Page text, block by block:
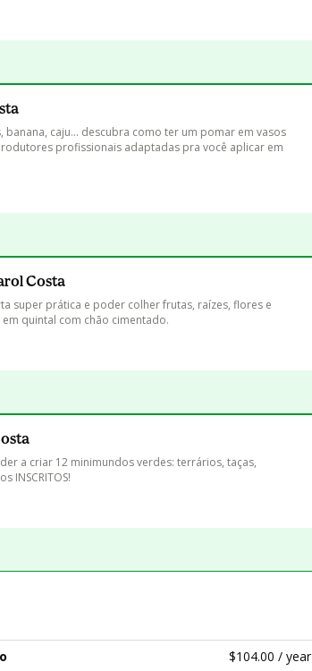
banana, caju... descubra como ter um pomar em vasos
profissionais adaptadas pra você aplicar em
Costa
super prática e poder colher frutas, raízes, flores e
quintal com chão cimentado.
a criar 12 minimundos verdes: terrários, taças,
INSCRITOS!
$104.00 / year